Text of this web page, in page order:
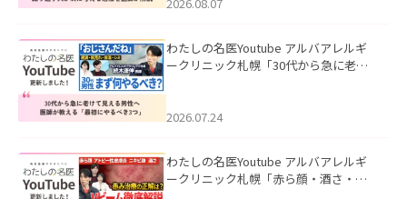
わたしの名医Youtube アルバアレルギ
ークリニック札幌「30代から急に老け
た。
2026.07.24
わたしの名医Youtube アルバアレルギ
ークリニック札幌「赤ら顔・酒さ・ニ